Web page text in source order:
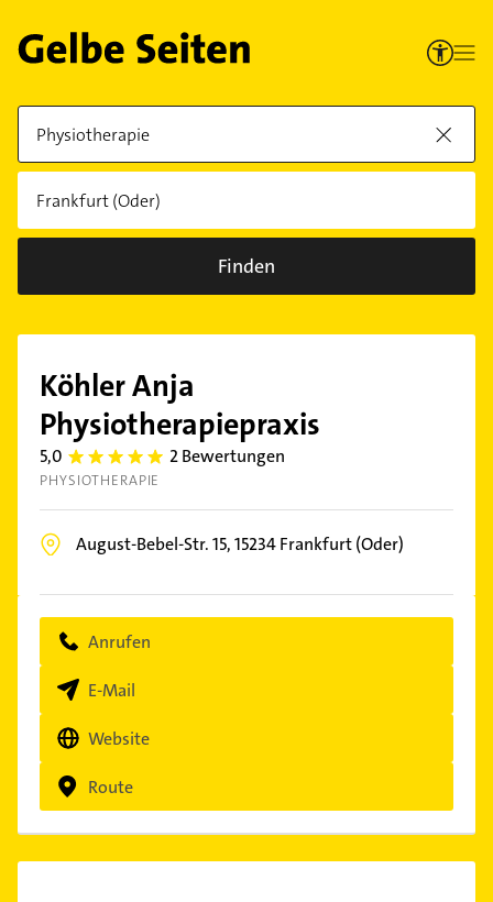
Finden
Köhler Anja
Physiotherapiepraxis
5,0 5.0 2 Bewertungen
PHYSIOTHERAPIE
August-Bebel-Str. 15,15234Frankfurt (Oder)
Anrufen
E-Mail
Website
Route